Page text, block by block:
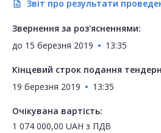
description Звіт про результати
Звернення за роз'ясненнями:
до 15 березня 2019 13:35
Кінцевий строк подання
19 березня 2019
13:35
Очікувана вартість:
1 074 000,00 UAH з ПДВ